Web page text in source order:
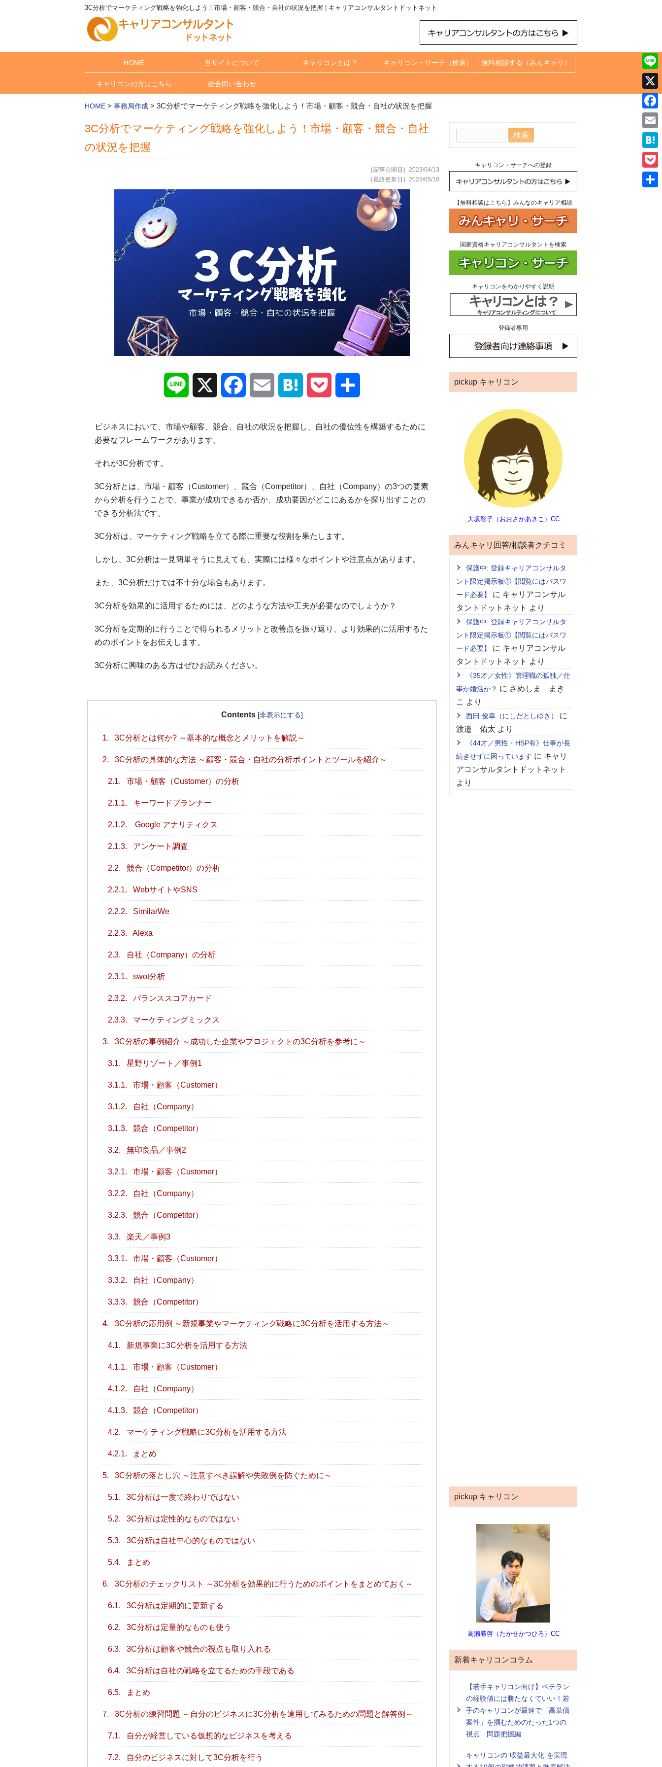
3C分析でマーケティング戦略を強化しよう！市場・顧客・競合・自社の状況を把握 | キャリアコンサルタントドットネット
HOME 当サイトについて キャリコンとは？ キャリコン・サーチ（検索） 無料相談する（みんキャリ）
キャリコンの方はこちら 総合問い合わせ
HOME > 事務局作成 > 3C分析でマーケティング戦略を強化しよう！市場・顧客・競合・自社の状況を把握
3C分析でマーケティング戦略を強化しよう！市場・顧客・競合・自社
の状況を把握
［記事公開日］2023/04/13
［最終更新日］2023/05/10
Line Facebook Email Hatena Pocket
ビジネスにおいて、市場や顧客、競合、自社の状況を把握し、自社の優位性を構築するために
必要なフレームワークがあります。
それが3C分析です。
3C分析とは、市場・顧客（Customer）、競合（Competitor）、自社（Company）の3つの要素
から分析を行うことで、事業が成功できるか否か、成功要因がどこにあるかを探り出すことの
できる分析法です。
3C分析は、マーケティング戦略を立てる際に重要な役割を果たします。
しかし、3C分析は一見簡単そうに見えても、実際には様々なポイントや注意点があります。
また、3C分析だけでは不十分な場合もあります。
3C分析を効果的に活用するためには、どのような方法や工夫が必要なのでしょうか？
3C分析を定期的に行うことで得られるメリットと改善点を振り返り、より効果的に活用するた
めのポイントをお伝えします。
3C分析に興味のある方はぜひお読みください。
Contents [非表示にする]
1. 3C分析とは何か? ～基本的な概念とメリットを解説～
2. 3C分析の具体的な方法 ～顧客・競合・自社の分析ポイントとツールを紹介～
2.1. 市場・顧客（Customer）の分析
2.1.1. キーワードプランナー
2.1.2. Google アナリティクス
2.1.3. アンケート調査
2.2. 競合（Competitor）の分析
2.2.1. WebサイトやSNS
2.2.2. SimilarWe
2.2.3. Alexa
2.3. 自社（Company）の分析
2.3.1. swot分析
2.3.2. バランススコアカード
2.3.3. マーケティングミックス
3. 3C分析の事例紹介 ～成功した企業やプロジェクトの3C分析を参考に～
3.1. 星野リゾート／事例1
3.1.1. 市場・顧客（Customer）
3.1.2. 自社（Company）
3.1.3. 競合（Competitor）
3.2. 無印良品／事例2
3.2.1. 市場・顧客（Customer）
3.2.2. 自社（Company）
3.2.3. 競合（Competitor）
3.3. 楽天／事例3
3.3.1. 市場・顧客（Customer）
3.3.2. 自社（Company）
3.3.3. 競合（Competitor）
4. 3C分析の応用例 ～新規事業やマーケティング戦略に3C分析を活用する方法～
4.1. 新規事業に3C分析を活用する方法
4.1.1. 市場・顧客（Customer）
4.1.2. 自社（Company）
4.1.3. 競合（Competitor）
4.2. マーケティング戦略に3C分析を活用する方法
4.2.1. まとめ
5. 3C分析の落とし穴 ～注意すべき誤解や失敗例を防ぐために～
5.1. 3C分析は一度で終わりではない
5.2. 3C分析は定性的なものではない
5.3. 3C分析は自社中心的なものではない
5.4. まとめ
6. 3C分析のチェックリスト ～3C分析を効果的に行うためのポイントをまとめておく～
6.1. 3C分析は定期的に更新する
6.2. 3C分析は定量的なものも使う
6.3. 3C分析は顧客や競合の視点も取り入れる
6.4. 3C分析は自社の戦略を立てるための手段である
6.5. まとめ
7. 3C分析の練習問題 ～自分のビジネスに3C分析を適用してみるための問題と解答例～
7.1. 自分が経営している仮想的なビジネスを考える
7.2. 自分のビジネスに対して3C分析を行う
キャリコン・サーチへの登録
【無料相談はこちら】みんなのキャリア相談
国家資格キャリアコンサルタントを検索
キャリコンをわかりやすく説明
登録者専用
pickup キャリコン
大坂彰子（おおさかあきこ）CC
みんキャリ回答/相談者クチコミ
保護中: 登録キャリアコンサルタ
ント限定掲示板①【閲覧にはパスワ
ード必要】
に キャリアコンサル
タントドットネット より
保護中: 登録キャリアコンサルタ
ント限定掲示板①【閲覧にはパスワ
ード必要】
に キャリアコンサル
タントドットネット より
《35才／女性》管理職の孤独／仕
事か婚活か？ に さめしま まき
こ より
西田 俊幸（にしだとしゆき）
に
渡邉 佑太 より
《44才／男性・HSP有》仕事が長
続きせずに困っています に キャリ
アコンサルタントドットネット
より
pickup キャリコン
高瀨勝啓（たかせかつひろ）CC
新着キャリコンコラム
【若手キャリコン向け】ベテラン
の経験値には勝たなくていい！若
手のキャリコンが最速で「高単価
案件」を掴むためのたった1つの
視点 問題把握編
キャリコンの”収益最大化”を実現
Line
X
Email